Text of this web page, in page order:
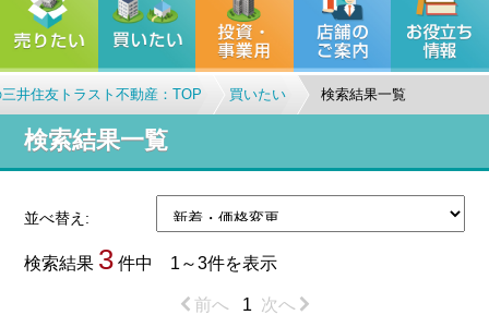
井住友トラスト不動産：TOP 買いたい 検索結果一覧
検索結果一覧
並べ替え:
検索結果 3 件中 1～3件を表示
前へ 1 次へ